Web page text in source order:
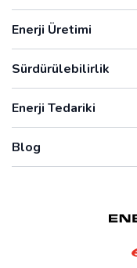
Enerji Üretimi
Sürdürülebilirlik
Enerji Tedariki
Blog